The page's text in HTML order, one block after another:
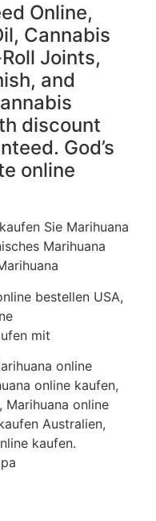
Online,
Cannabis
Joints,
and
discount
God’s
online
Sie Marihuana
Marihuana
bestellen USA,
mit
online
online kaufen,
Marihuana online
Australien,
kaufen.